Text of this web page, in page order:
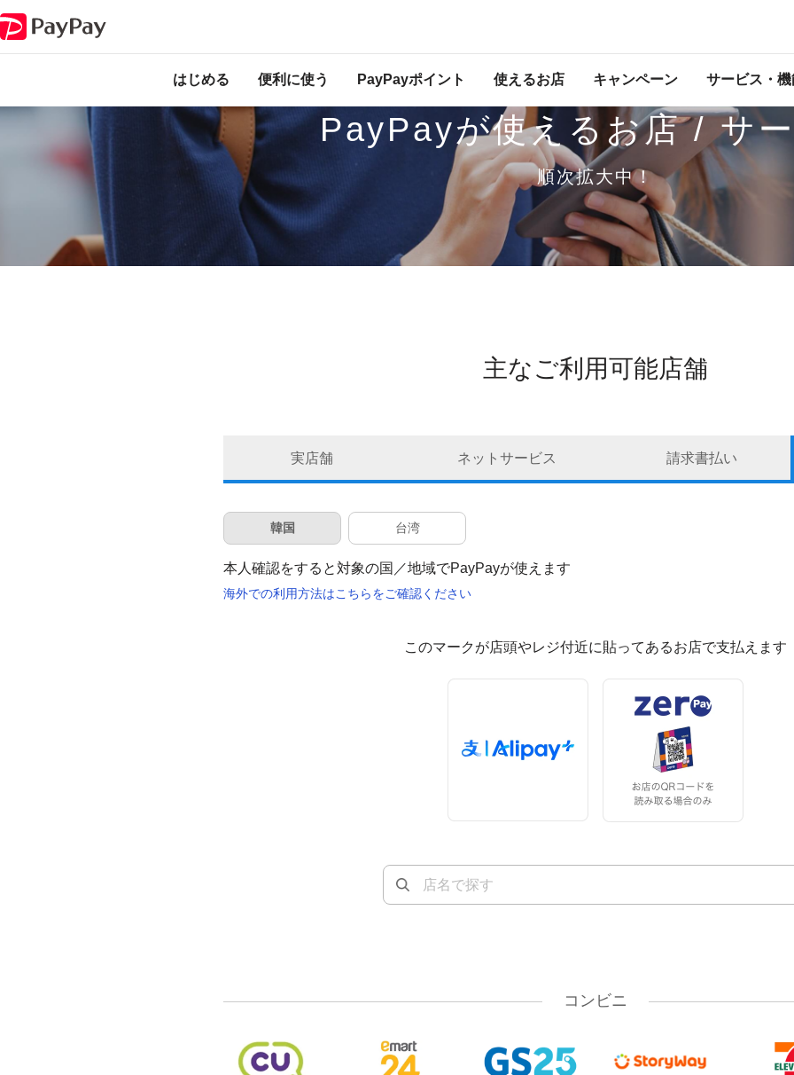
はじめる 便利に使う PayPayポイント 使えるお店 キャンペーン サービス・
PayPayが使えるお店 / サ
順次拡大中！
主なご利用可能店舗
実店舗 ネットサービス 請求書払い
韓国 台湾
本人確認をすると対象の国／地域でPayPayが使えます
海外での利用方法はこちらをご確認ください
このマークが店頭やレジ付近に貼ってあるお店で支払えます
コンビニ